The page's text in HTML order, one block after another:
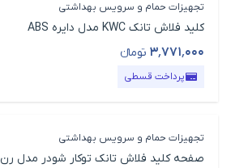
تجهیزات حمام و سرویس بهداشتی
کلید فلاش تانک KWC مدل دایره ABS
۳٬۷۷۱٬۰۰۰ تومانء
قیمت محصول
پرداخت قسطی
تجهیزات حمام و سرویس بهداشتی
صفحه کلید فلاش تانک توکار شودر مدل رن